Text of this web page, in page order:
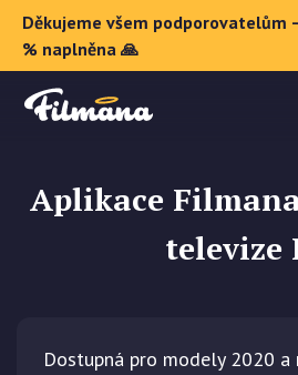
Děkujeme všem podporovatelům
% naplněna 🙏
O Filmaně
Dárkové poukazy
Registrovat se
Aplikace
televize
Dostupná pro modely 2020 a